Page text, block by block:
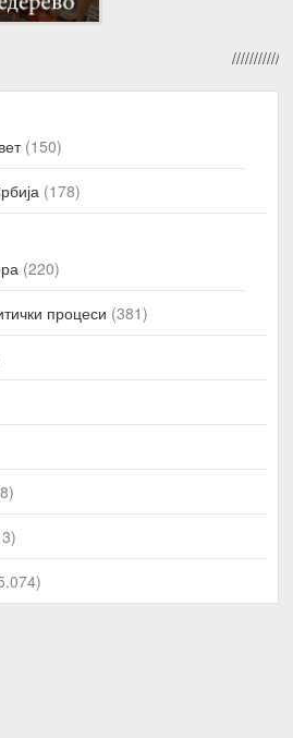
(150)
(178)
(220)
процеси (381)